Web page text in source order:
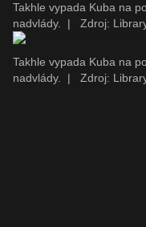
Takhle vypada Kuba na
nadvlády.
| Zdroj:
Takhle vypada Kuba na
nadvlády.
| Zdroj: